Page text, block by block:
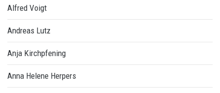
Alfred Voigt
Andreas Lutz
Anja Kirchpfening
Anna Helene Herpers